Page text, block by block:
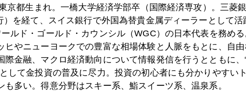
1月 2月 3月 4月 5月 6月 7月
29日 貴金属の話題二つ
京都生まれ。一橋大学経済学部卒（国際経済専攻）。三菱
）を経て、スイス銀行で外国為替貴金属ディーラーとして活
ルド・ゴールド・カウンシル（WGC）の日本代表を務め
ヒやニューヨークでの豊富な相場体験と人脈をもとに、自
際金融、マクロ経済動向について情報発信を行うとともに、
して金投資の普及に尽力。投資の初心者にも分かりやすい
も多い。得意分野はスキー系、鮨スイーツ系、温泉系。